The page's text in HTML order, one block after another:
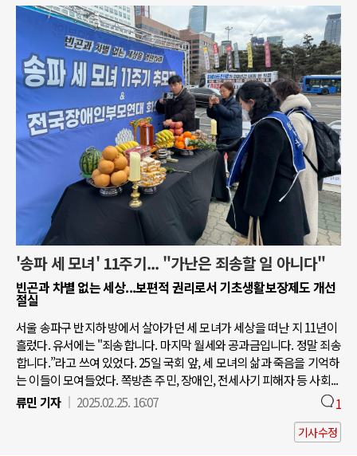
'송파 세 모녀' 11주기... "가난은 죄송할 일 아니다"
빈곤과 차별 없는 세상...보편적 권리로서 기초생활보장제도 개선
절실
서울 송파구 반지하 방에서 살아가던 세 모녀가 세상을 떠난 지 11년이
흘렀다. 유서에는 "죄송합니다. 마지막 월세와 공과금입니다. 정말 죄송
합니다.”라고 쓰여 있었다. 25일 국회 앞, 세 모녀의 삶과 죽음을 기억하
는 이들이 모여들었다. 쪽방촌 주민, 장애인, 전세사기 피해자 등 사회...
류민 기자
2025.02.25. 16:07 1
기사수정